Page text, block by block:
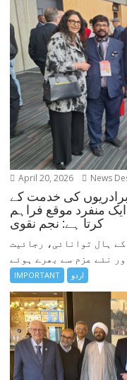
April 20, 2026 News
کو اپنی برادریوں کی خدمت کے
منفرد موقع فراہم
کرتا ہے: نجم نقوی
مونٹریال میں لبرل پارٹی کنونشن 2026 کے ہال توانائی، رجائیت
IMPORTANT اردو